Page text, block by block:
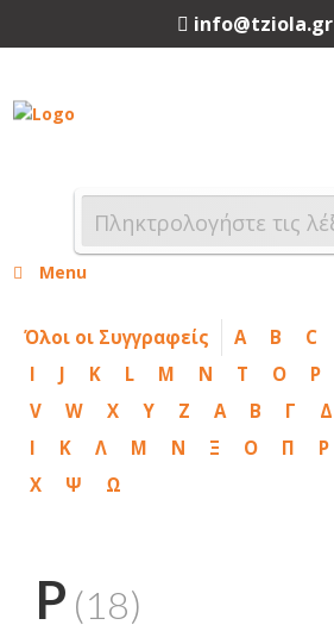
info@tziola.gr
Menu
Όλοι οι Συγγραφείς A B C
I
J K L M N T O P
V
W X Y Z Α Β Γ Δ
Ι
Κ Λ Μ Ν Ξ Ο Π Ρ
Χ
Ψ Ω
P (18)